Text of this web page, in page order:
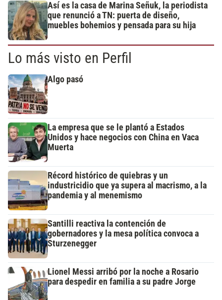
Así es la casa de Marina Señuk, la periodista
que renunció a TN: puerta de diseño,
muebles bohemios y pensada para su hija
Lo más visto en Perfil
Algo pasó
La empresa que se le plantó a Estados
Unidos y hace negocios con China en Vaca
Muerta
Récord histórico de quiebras y un
industricidio que ya supera al macrismo, a la
pandemia y al menemismo
Santilli reactiva la contención de
gobernadores y la mesa política convoca a
Sturzenegger
Lionel Messi arribó por la noche a Rosario
para despedir en familia a su padre Jorge